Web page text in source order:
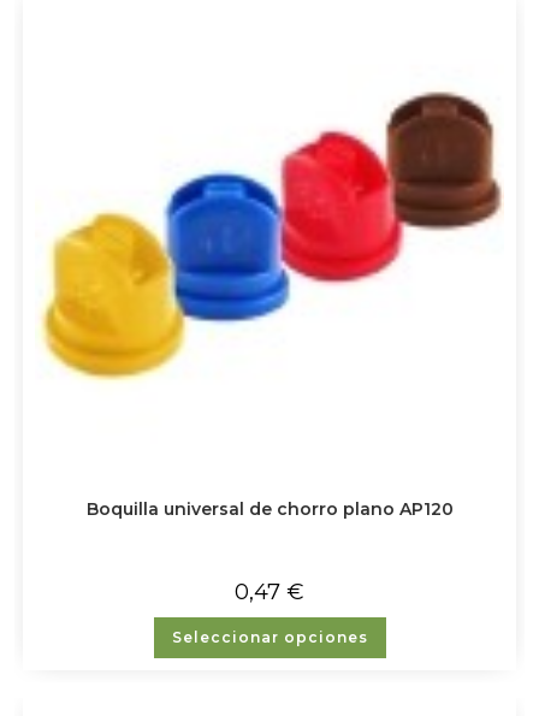
Boquilla universal de chorro plano AP120
0,47 €
Seleccionar opciones